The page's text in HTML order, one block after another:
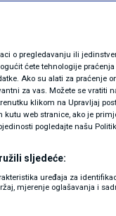
liniju 117
o pregledavanju ili
ćete tehnologije praćenja
Ako su alati za praćenje
za vas. Možete se vratiti
klikom na Upravljaj
web stranice, ako je
pogledajte našu
sljedeće:
uređaja za
mjerenje oglašavanja i